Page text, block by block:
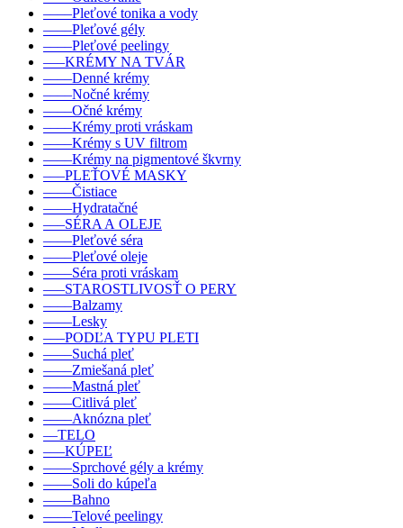
––––Pleťové tonika a vody
––––Pleťové gély
––––Pleťové peelingy
–––KRÉMY NA TVÁR
––––Denné krémy
––––Nočné krémy
––––Očné krémy
––––Krémy proti vráskam
––––Krémy s UV filtrom
––––Krémy na pigmentové škvrny
–––PLEŤOVÉ MASKY
––––Čistiace
––––Hydratačné
–––SÉRA A OLEJE
––––Pleťové séra
––––Pleťové oleje
––––Séra proti vráskam
–––STAROSTLIVOSŤ O PERY
––––Balzamy
––––Lesky
–––PODĽA TYPU PLETI
––––Suchá pleť
––––Zmiešaná pleť
––––Mastná pleť
––––Citlivá pleť
––––Aknózna pleť
––TELO
–––KÚPEĽ
––––Sprchové gély a krémy
––––Soli do kúpeľa
––––Bahno
––––Telové peelingy